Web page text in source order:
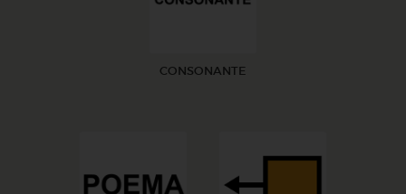
CONSONANTE